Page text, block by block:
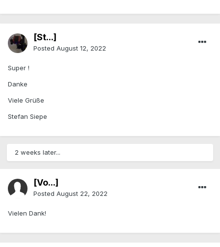
[St...]
Posted August 12, 2022
Super !
Danke
Viele Grüße
Stefan Siepe
2 weeks later...
[Vo...]
Posted August 22, 2022
Vielen Dank!